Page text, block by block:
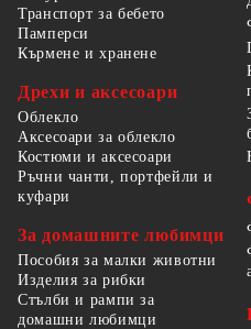
Транспорт за бебето
Памперси
Кърмене и хранене
Дрехи и аксесоари
Облекло
Аксесоари за облекло
Костюми и аксесоари
Ръчни чанти, портфейли и
куфари
За домашните любимци
Пособия за малки животни
Изделия за рибки
Стълби и рампи за
домашни любимци